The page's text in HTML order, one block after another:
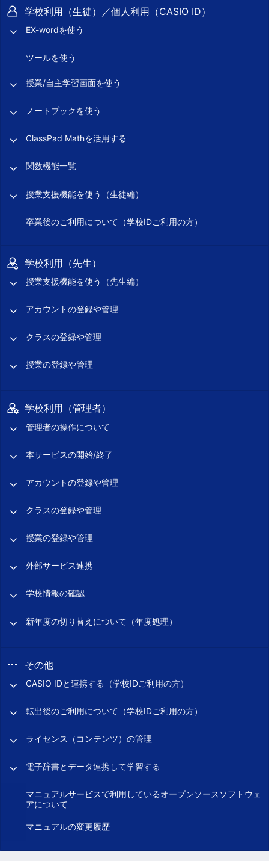
学校利用（生徒）／個人利用（CASIO ID）
EX-wordを使う
ツールを使う
授業/自主学習画面を使う
ノートブックを使う
ClassPad Mathを活用する
関数機能一覧
授業支援機能を使う（生徒編）
卒業後のご利用について（学校IDご利用の方）
学校利用（先生）
授業支援機能を使う（先生編）
アカウントの登録や管理
クラスの登録や管理
授業の登録や管理
学校利用（管理者）
管理者の操作について
本サービスの開始/終了
アカウントの登録や管理
クラスの登録や管理
授業の登録や管理
外部サービス連携
学校情報の確認
新年度の切り替えについて（年度処理）
その他
CASIO IDと連携する（学校IDご利用の方）
転出後のご利用について（学校IDご利用の方）
ライセンス（コンテンツ）の管理
電子辞書とデータ連携して学習する
マニュアルサービスで利用しているオープンソースソフトウェ
アについて
マニュアルの変更履歴